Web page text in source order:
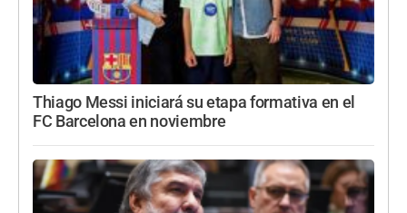
Thiago Messi iniciará su etapa formativa en el
FC Barcelona en noviembre